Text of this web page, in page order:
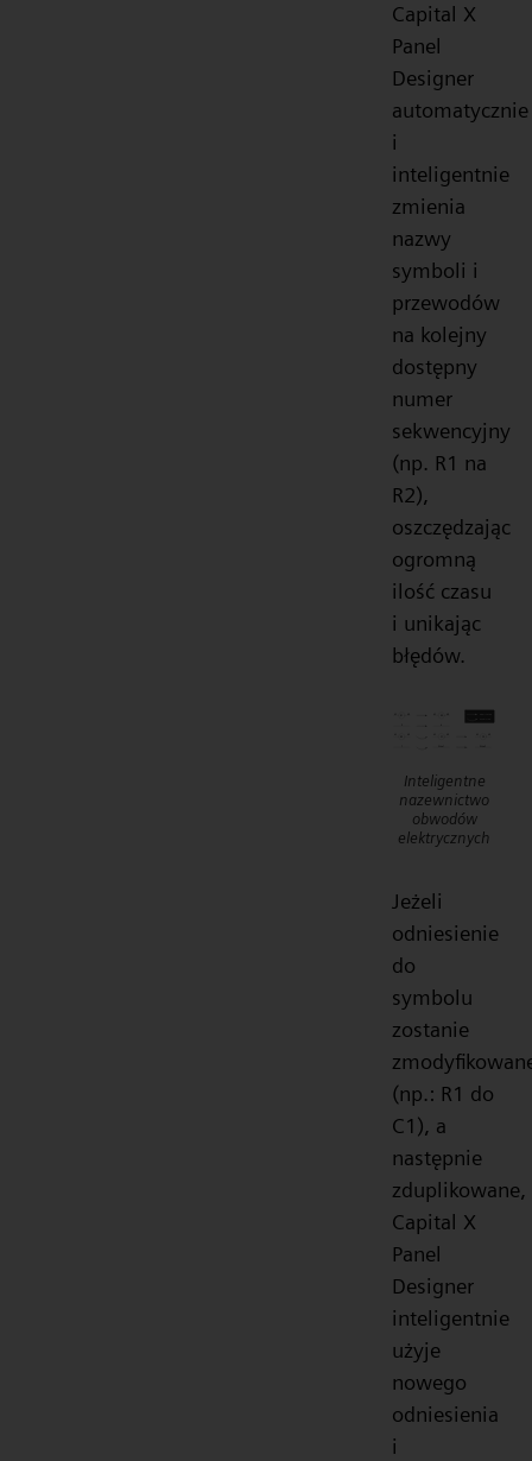
Capital X
Panel
Designer
automatycznie
i
inteligentnie
zmienia
nazwy
symboli i
przewodów
na kolejny
dostępny
numer
sekwencyjny
(np. R1 na
R2),
oszczędzając
ogromną
ilość czasu
i unikając
błędów.
Inteligentne
nazewnictwo
obwodów
elektrycznych
Jeżeli
odniesienie
do
symbolu
zostanie
(np.: R1 do
C1), a
następnie
zduplikowane,
Capital X
Panel
Designer
inteligentnie
użyje
nowego
odniesienia
i